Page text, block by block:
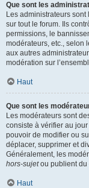
Que sont les
Les administrateurs
sur tout le forum. Ils
permissions, le
modérateurs, etc., selon
aux autres
modération sur
Haut
Que sont les
Les modérateurs sont
consiste à vérifier au
pouvoir de modifier ou
déplacer, supprimer et
Généralement, les
hors-sujetou publient du
Haut